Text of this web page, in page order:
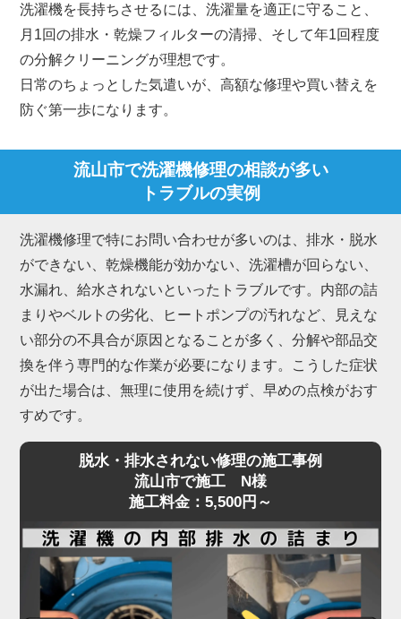
洗濯機を長持ちさせるには、洗濯量を適正に守ること、
月1回の排水・乾燥フィルターの清掃、そして年1回程度
の分解クリーニングが理想です。
日常のちょっとした気遣いが、高額な修理や買い替えを
防ぐ第一歩になります。
流山市で洗濯機修理の相談が多い
トラブルの実例
洗濯機修理で特にお問い合わせが多いのは、排水・脱水
ができない、乾燥機能が効かない、洗濯槽が回らない、
水漏れ、給水されないといったトラブルです。内部の詰
まりやベルトの劣化、ヒートポンプの汚れなど、見えな
い部分の不具合が原因となることが多く、分解や部品交
換を伴う専門的な作業が必要になります。こうした症状
が出た場合は、無理に使用を続けず、早めの点検がおす
すめです。
脱水・排水されない修理の施工事例
流山市で施工 N様
施工料金：5,500円～